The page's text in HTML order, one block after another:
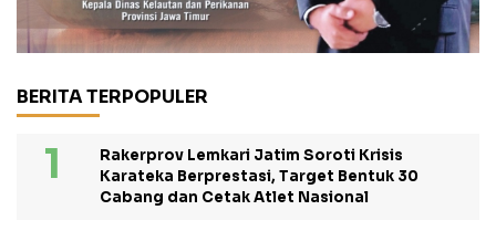
BERITA TERPOPULER
Rakerprov Lemkari Jatim Soroti Krisis
Karateka Berprestasi, Target Bentuk 30
Cabang dan Cetak Atlet Nasional